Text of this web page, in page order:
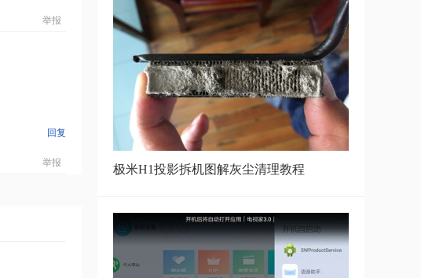
举报
回复
举报 极米H1投影拆机图解灰尘清理教程